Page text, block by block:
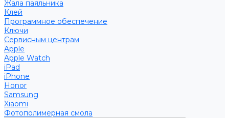
Жала паяльника
Клей
Программное обеспечение
Ключи
Сервисным центрам
Apple
Apple Watch
iPad
iPhone
Honor
Samsung
Xiaomi
Фотополимерная смола